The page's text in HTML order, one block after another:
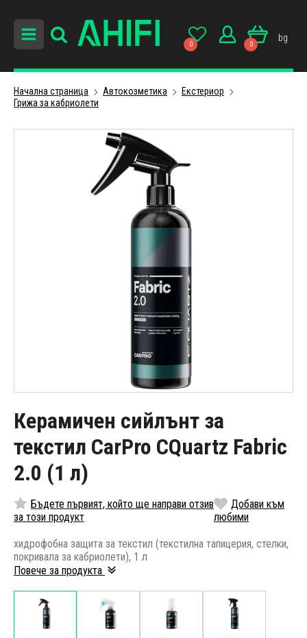
0 0
bg
Начална страница Автокозметика
Екстериор
Грижа за кабриолети
Керамичен сийлънт за
текстил CarPro CQuartz Fabric
2.0 (1 л)
Бъдете първият, който ще направи отзив
за този продукт
Добави към
любими
хидрофобна защита за текстил (текстилна тапицерия, стелки,
покривала за кабриолети), 1 л
Повече за продукта